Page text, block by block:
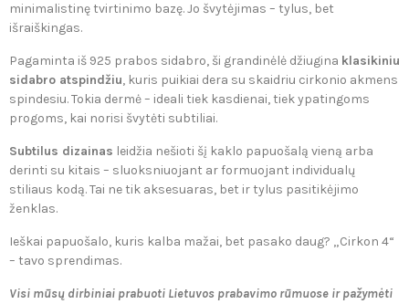
minimalistinę tvirtinimo bazę. Jo švytėjimas – tylus, bet
išraiškingas.
Pagaminta iš 925 prabos sidabro, ši grandinėlė džiugina klasikiniu
sidabro atspindžiu, kuris puikiai dera su skaidriu cirkonio akmens
spindesiu. Tokia dermė – ideali tiek kasdienai, tiek ypatingoms
progoms, kai norisi švytėti subtiliai.
Subtilus dizainas leidžia nešioti šį kaklo papuošalą vieną arba
derinti su kitais – sluoksniuojant ar formuojant individualų
stiliaus kodą. Tai ne tik aksesuaras, bet ir tylus pasitikėjimo
ženklas.
Ieškai papuošalo, kuris kalba mažai, bet pasako daug? „Cirkon 4“
– tavo sprendimas.
Visi mūsų dirbiniai prabuoti Lietuvos prabavimo rūmuose ir pažymėti